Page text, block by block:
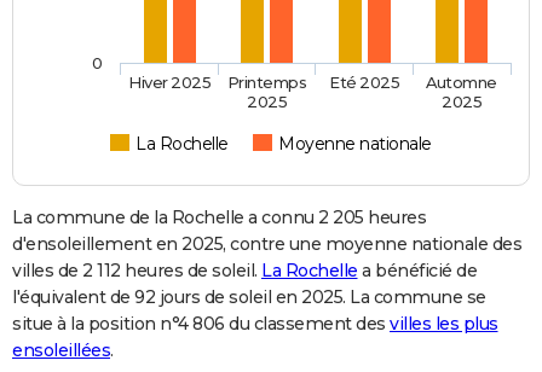
La Rochelle Moyenne nationale
Hiver 2025
Printemps
2025
Eté 2025
Automne
2025
0
La commune de la Rochelle a connu 2 205 heures
d'ensoleillement en 2025, contre une moyenne nationale des
villes de 2 112 heures de soleil. La Rochelle a bénéficié de
l'équivalent de 92 jours de soleil en 2025. La commune se
situe à la position n°4 806 du classement des villes les plus
ensoleillées.